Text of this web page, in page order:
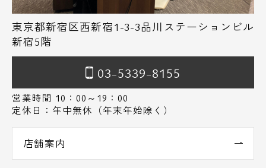
東京都新宿区西新宿1-3-3品川ステーションビル
新宿5階
03-5339-8155
営業時間 10：00～19：00
定休日：年中無休（年末年始除く）
店舗案内